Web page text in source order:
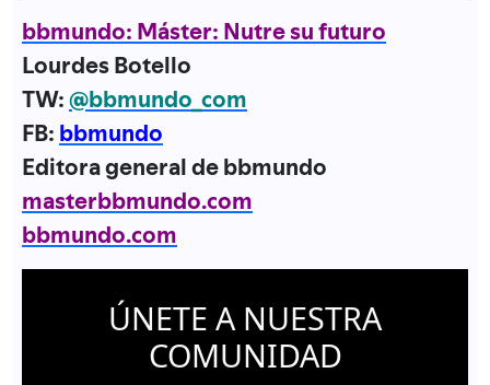
bbmundo: Máster: Nutre su futuro
Lourdes Botello
TW:@bbmundo_com
FB: bbmundo
Editora general de bbmundo
masterbbmundo.com
bbmundo.com
ÚNETE A NUESTRA
COMUNIDAD